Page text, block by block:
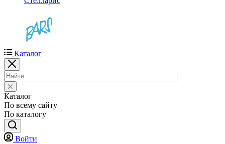
Каталог
Каталог
По всему сайту
По каталогу
Войти